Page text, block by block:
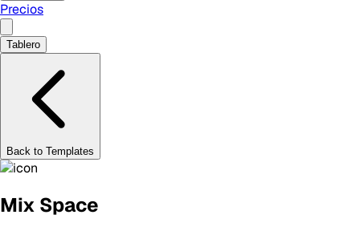
Precios
Tablero
Back to Templates
Mix Space